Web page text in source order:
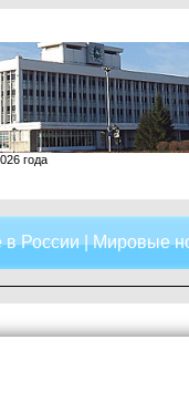
года
в России|Мировые